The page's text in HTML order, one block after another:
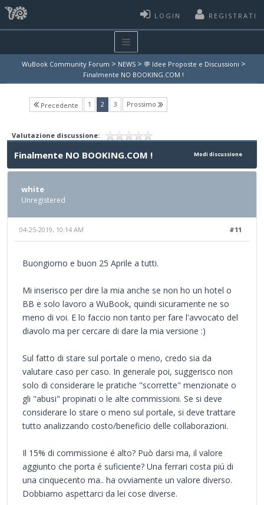
LOGIN REGISTRATI
WuBook Community Forum > NEWS > 💬 Idee Proposte e Discussioni >
Finalmente NO BOOKING.COM !
Precedente 1 2(current)
3 Prossimo
Valutazione discussione:
Modi discussione
Finalmente NO BOOKING.COM !
white
Unregistered
#11
04-25-2019, 10:14 AM
Buongiorno e buon 25 Aprile a tutti.
Mi inserisco per dire la mia anche se non ho un hotel o
BB e solo lavoro a WuBook, quindi sicuramente ne so
meno di voi. E lo faccio non tanto per fare l'avvocato del
diavolo ma per cercare di dare la mia versione :)
Sul fatto di stare sul portale o meno, credo sia da
valutare caso per caso. In generale poi, suggerisco non
solo di considerare le pratiche "scorrette" menzionate o
gli "abusi" propinati o le alte commissioni. Se si deve
considerare lo stare o meno sul portale, si deve trattare
tutto analizzando costo/beneficio delle collaborazioni.
Il 15% di commissione é alto? Può darsi ma, il valore
aggiunto che porta é suficiente? Una ferrari costa piú di
una cinquecento ma.. ha ovviamente un valore diverso.
Dobbiamo aspettarci da lei cose diverse.